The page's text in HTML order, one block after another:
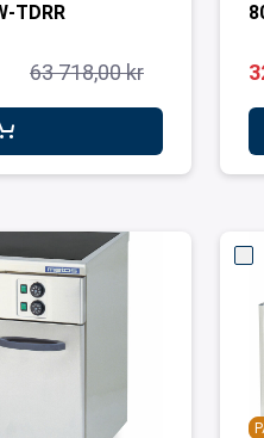
TDRR
63 718,00 kr